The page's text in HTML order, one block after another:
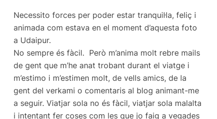
Necessito forces per poder estar tranquil·la, feliç i
animada com estava en el moment d’aquesta foto
a Udaipur.
No sempre és fàcil. Però m’anima molt rebre mails
de gent que m’he anat trobant durant el viatge i
m’estimo i m’estimen molt, de vells amics, de la
gent del verkami o comentaris al blog animant-me
a seguir. Viatjar sola no és fàcil, viatjar sola malalta
i intentant fer coses com les que jo faig a vegades